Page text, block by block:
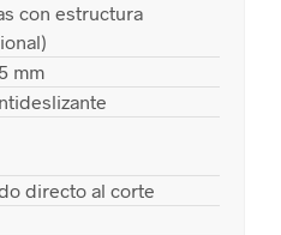
con estructura
mm
directo al corte